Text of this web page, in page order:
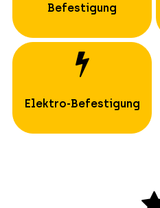
Befestigung
Elektro-Befestigung